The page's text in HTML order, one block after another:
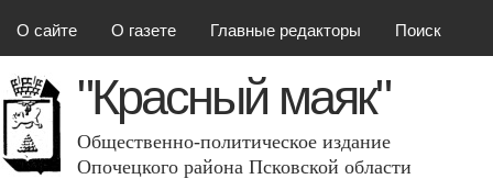
О сайте О газете Главные редакторы Поиск
"Красный маяк"
Общественно-политическое издание
Опочецкого района Псковcкой области